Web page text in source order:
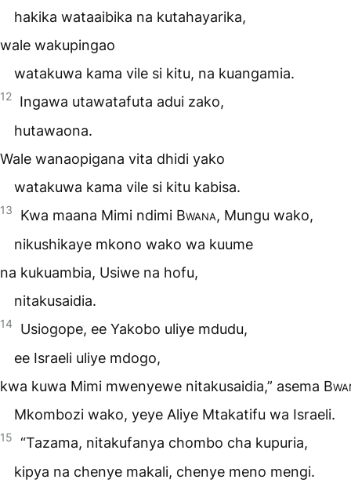
hakika wataaibika na kutahayarika,
wale wakupingao
watakuwa kama vile si kitu, na kuangamia.
12
Ingawa utawatafuta adui zako,
hutawaona.
Wale wanaopigana vita dhidi yako
watakuwa kama vile si kitu kabisa.
13 Kwa maana Mimi ndimi Bwana, Mungu wako,
nikushikaye mkono wako wa kuume
na kukuambia, Usiwe na hofu,
nitakusaidia.
14
Usiogope, ee Yakobo uliye mdudu,
ee Israeli uliye mdogo,
kwa kuwa Mimi mwenyewe nitakusaidia,” asema
Mkombozi wako, yeye Aliye Mtakatifu wa Israeli.
15
“Tazama, nitakufanya chombo cha kupuria,
kipya na chenye makali, chenye meno mengi.